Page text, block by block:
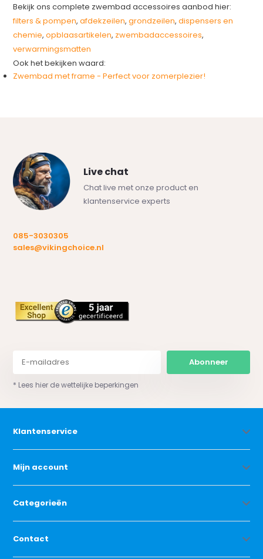
Bekijk ons complete zwembad accessoires aanbod hier:
filters & pompen,afdekzeilen,grondzeilen,dispensers en
chemie,opblaasartikelen, zwembadaccessoires,
verwarmingsmatten
Ook het bekijken waard:
Zwembad met frame - Perfect voor zomerplezier!
Live chat
Chat live met onze product en
klantenservice experts
085-3030305
sales@vikingchoice.nl
Abonneer
* Lees hier de wettelijke beperkingen
Klantenservice
Mijn account
Categorieën
Contact